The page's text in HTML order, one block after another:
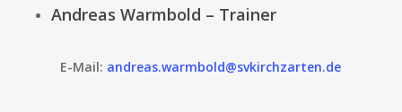
Andreas Warmbold – Trainer
E-Mail: andreas.warmbold@svkirchzarten.de